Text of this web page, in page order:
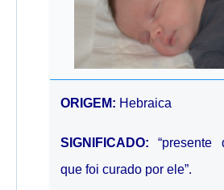
ORIGEM: Hebraica
SIGNIFICADO:“presente
que foi curado por ele”.